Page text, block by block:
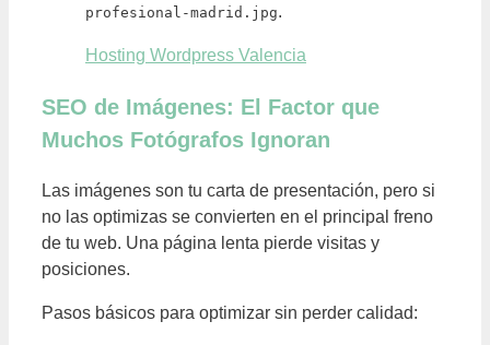
profesional-madrid.jpg.
Hosting Wordpress Valencia
SEO de Imágenes: El Factor que
Muchos Fotógrafos Ignoran
Las imágenes son tu carta de presentación, pero si
no las optimizas se convierten en el principal freno
de tu web. Una página lenta pierde visitas y
posiciones.
Pasos básicos para optimizar sin perder calidad: